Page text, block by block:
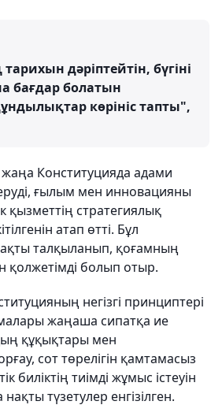
дәріптейтін, бүгіні
бағдар болатын
көрініс тапты",
Конституцияда адами
ғылым мен инновацияны
қызметтің стратегиялық
атап өтті. Бұл
талқыланып, қоғамның
қолжетімді болып отыр.
негізгі принциптері
жаңаша сипатқа ие
құқықтары мен
сот төрелігін қамтамасыз
биліктің тиімді жұмыс істеуін
түзетулер енгізілген.